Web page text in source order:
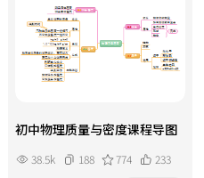
初中物理质量与密度课程导图
38.5k 188 774
233